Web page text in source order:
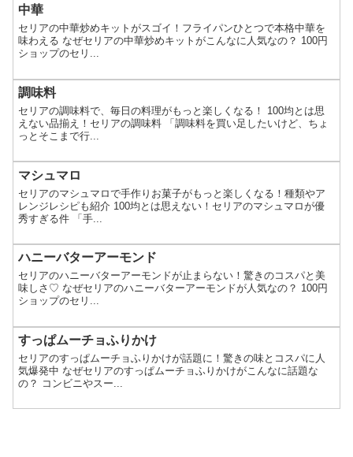
中華
セリアの中華炒めキットがスゴイ！フライパンひとつで本格中華を
味わえる なぜセリアの中華炒めキットがこんなに人気なの？ 100円
ショップのセリ...
調味料
セリアの調味料で、毎日の料理がもっと楽しくなる！ 100均とは思
えない品揃え！セリアの調味料 「調味料を買い足したいけど、ちょ
っとそこまで行...
マシュマロ
セリアのマシュマロで手作りお菓子がもっと楽しくなる！種類やア
レンジレシピも紹介 100均とは思えない！セリアのマシュマロが優
秀すぎる件 「手...
ハニーバターアーモンド
セリアのハニーバターアーモンドが止まらない！驚きのコスパと美
味しさ♡ なぜセリアのハニーバターアーモンドが人気なの？ 100円
ショップのセリ...
すっぱムーチョふりかけ
セリアのすっぱムーチョふりかけが話題に！驚きの味とコスパに人
気爆発中 なぜセリアのすっぱムーチョふりかけがこんなに話題な
の？ コンビニやスー...